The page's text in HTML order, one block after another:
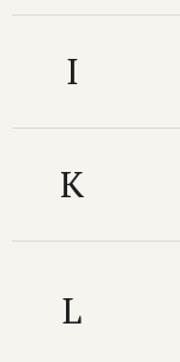
I
K
L